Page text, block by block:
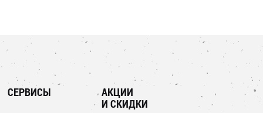
СЕРВИСЫ
АКЦИИ
И СКИДКИ